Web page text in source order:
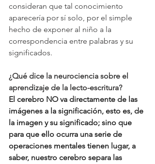
consideran que tal conocimiento
aparecería por sí solo, por el simple
hecho de exponer al niño a la
correspondencia entre palabras y su
significados.
¿Qué dice la neurociencia sobre el
aprendizaje de la lecto-escritura?
El cerebro NO va directamente de las
imágenes a la significación, esto es, de
la imagen y su significado; sino que
para que ello ocurra una serie de
operaciones mentales tienen lugar, a
saber, nuestro cerebro separa las